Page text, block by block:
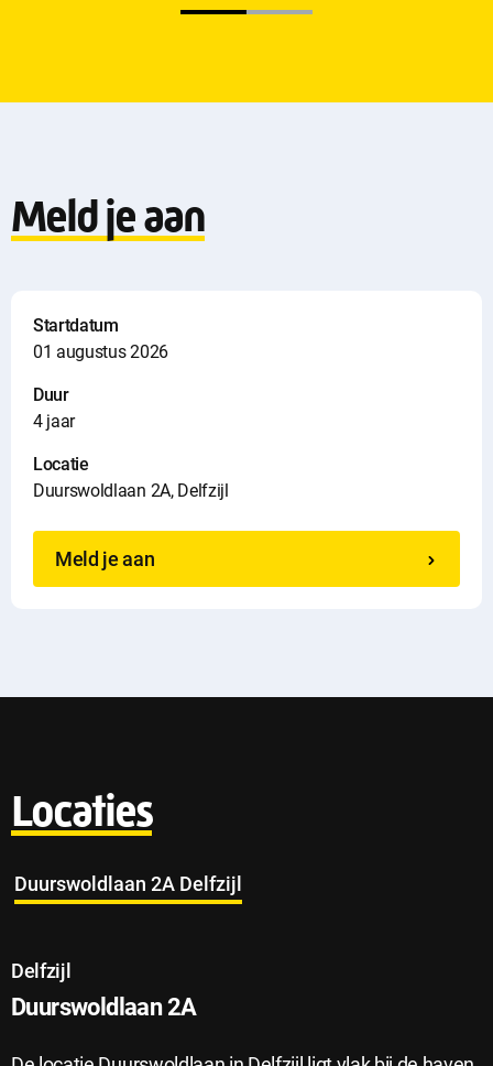
Meld je aan
Startdatum
01 augustus 2026
Duur
4 jaar
Locatie
Duurswoldlaan 2A, Delfzijl
Meld je aan
Locaties
Duurswoldlaan 2A Delfzijl
Duurswoldlaan 2A
Delfzijl